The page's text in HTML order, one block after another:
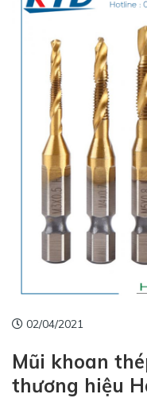
02/04/2021
Mũi khoan
thương hiệu